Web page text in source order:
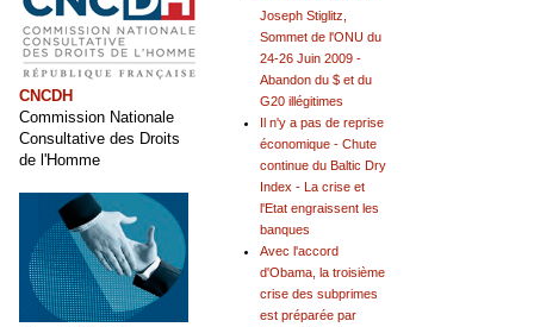
Joseph Stiglitz,
Sommet de l'ONU du
24-26 Juin 2009 -
Abandon du $ et du
G20 illégitimes
Il n'y a pas de reprise
économique - Chute
continue du Baltic Dry
Index - La crise et
l'Etat engraissent les
banques
Avec l'accord
d'Obama, la troisième
crise des subprimes
est préparée par
CNCDH
Commission Nationale
Consultative des Droits
de l'Homme